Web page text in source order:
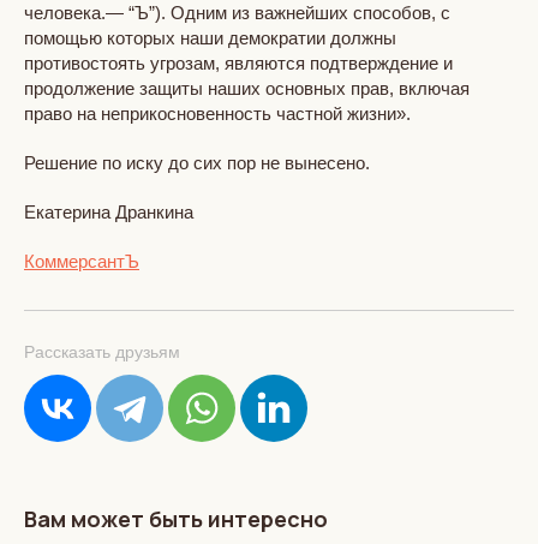
человека.— “Ъ”). Одним из важнейших способов, с
помощью которых наши демократии должны
противостоять угрозам, являются подтверждение и
продолжение защиты наших основных прав, включая
право на неприкосновенность частной жизни».
Решение по иску до сих пор не вынесено.
Екатерина Дранкина
КоммерсантЪ
Рассказать друзьям
Вам может быть интересно